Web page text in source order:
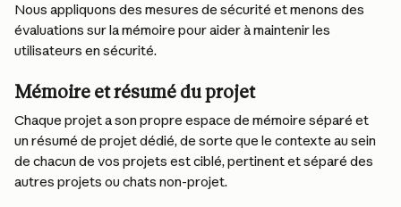
Nous appliquons des mesures de sécurité et menons des
évaluations sur la mémoire pour aider à maintenir les
utilisateurs en sécurité.
Mémoire et résumé du projet
Chaque projet a son propre espace de mémoire séparé et
un résumé de projet dédié, de sorte que le contexte au sein
de chacun de vos projets est ciblé, pertinent et séparé des
autres projets ou chats non-projet.